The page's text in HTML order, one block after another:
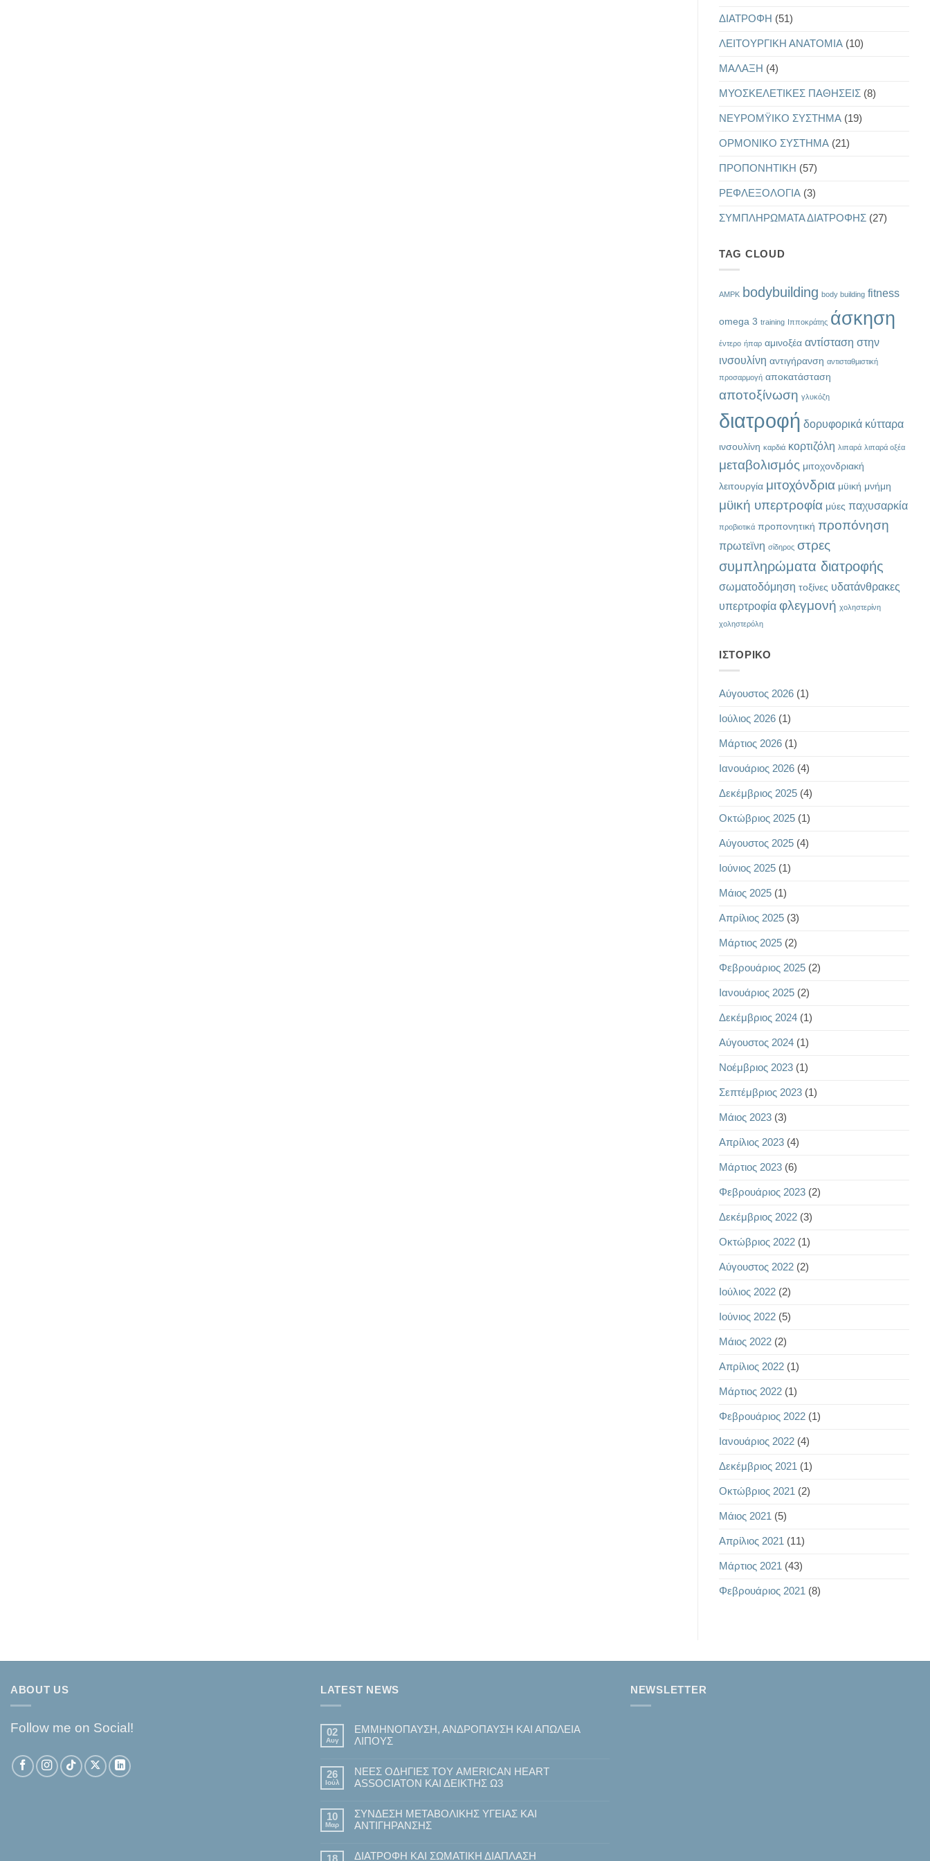
ΔΙΑΤΡΟΦΗ (51)
ΛΕΙΤΟΥΡΓΙΚΗ ΑΝΑΤΟΜΙΑ (10)
ΜΑΛΑΞΗ (4)
ΜΥΟΣΚΕΛΕΤΙΚΕΣ ΠΑΘΗΣΕΙΣ (8)
ΝΕΥΡΟΜΫΙΚΟ ΣΥΣΤΗΜΑ (19)
ΟΡΜΟΝΙΚΟ ΣΥΣΤΗΜΑ (21)
ΠΡΟΠΟΝΗΤΙΚΗ (57)
ΡΕΦΛΕΞΟΛΟΓΙΑ (3)
ΣΥΜΠΛΗΡΩΜΑΤΑ ΔΙΑΤΡΟΦΗΣ (27)
TAG CLOUD
AMPK bodybuilding body building fitness
omega 3 training Ιπποκράτης άσκηση
έντερο ήπαρ αμινοξέα αντίσταση στην
ινσουλίνη αντιγήρανση αντισταθμιστική
προσαρμογή αποκατάσταση
αποτοξίνωση γλυκόζη
διατροφή δορυφορικά κύτταρα
ινσουλίνη καρδιά κορτιζόλη λιπαρά λιπαρά οξέα
μεταβολισμός μιτοχονδριακή
λειτουργία μιτοχόνδρια μϋική μνήμη
μϋική υπερτροφία μύες παχυσαρκία
προβιοτικά προπονητική προπόνηση
πρωτεϊνη σίδηρος στρες
συμπληρώματα διατροφής
σωματοδόμηση τοξίνες υδατάνθρακες
υπερτροφία φλεγμονή χοληστερίνη
χοληστερόλη
ΙΣΤΟΡΙΚΌ
Αύγουστος 2026 (1)
Ιούλιος 2026 (1)
Μάρτιος 2026 (1)
Ιανουάριος 2026 (4)
Δεκέμβριος 2025 (4)
Οκτώβριος 2025 (1)
Αύγουστος 2025 (4)
Ιούνιος 2025 (1)
Μάιος 2025 (1)
Απρίλιος 2025 (3)
Μάρτιος 2025 (2)
Φεβρουάριος 2025 (2)
Ιανουάριος 2025 (2)
Δεκέμβριος 2024 (1)
Αύγουστος 2024 (1)
Νοέμβριος 2023 (1)
Σεπτέμβριος 2023 (1)
Μάιος 2023 (3)
Απρίλιος 2023 (4)
Μάρτιος 2023 (6)
Φεβρουάριος 2023 (2)
Δεκέμβριος 2022 (3)
Οκτώβριος 2022 (1)
Αύγουστος 2022 (2)
Ιούλιος 2022 (2)
Ιούνιος 2022 (5)
Μάιος 2022 (2)
Απρίλιος 2022 (1)
Μάρτιος 2022 (1)
Φεβρουάριος 2022 (1)
Ιανουάριος 2022 (4)
Δεκέμβριος 2021 (1)
Οκτώβριος 2021 (2)
Μάιος 2021 (5)
Απρίλιος 2021 (11)
Μάρτιος 2021 (43)
Φεβρουάριος 2021 (8)
ABOUT US
Follow me on Social!
LATEST NEWS
02
Αυγ
ΕΜΜΗΝΟΠΑΥΣΗ, ΑΝΔΡΟΠΑΥΣΗ ΚΑΙ ΑΠΩΛΕΙΑ
ΛΙΠΟΥΣ
σχόλια
στο
ΕΜΜΗΝΟΠΑΥΣΗ,
ΑΠΩΛΕΙΑ
ΛΙΠΟΥΣ
26
Ιούλ
ΝΕΕΣ ΟΔΗΓΙΕΣ ΤΟΥ AMERICAN HEART
ASSOCIATON ΚΑΙ ΔΕΙΚΤΗΣ Ω3
σχόλια
στο
ΝΕΕΣ
AMERICAN
10
Μαρ
ΣΥΝΔΕΣΗ ΜΕΤΑΒΟΛΙΚΗΣ ΥΓΕΙΑΣ ΚΑΙ
ΑΝΤΙΓΗΡΑΝΣΗΣ
σχόλια
ΔΙΑΤΡΟΦΗ ΚΑΙ ΣΩΜΑΤΙΚΗ ΔΙΑΠΛΑΣΗ
NEWSLETTER